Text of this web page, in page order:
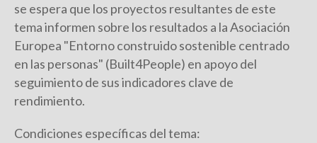
se espera que los proyectos resultantes de este
tema informen sobre los resultados a la Asociación
Europea "Entorno construido sostenible centrado
en las personas" (Built4People) en apoyo del
seguimiento de sus indicadores clave de
rendimiento.
Condiciones específicas del tema: